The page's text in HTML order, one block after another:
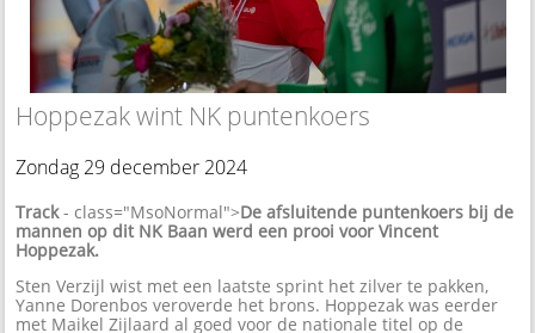
Hoppezak wint NK puntenkoers
Zondag 29 december 2024
Track- class="MsoNormal">De afsluitende puntenkoers bij de
mannen op dit NK Baan werd een prooi voor Vincent
Hoppezak.
Sten Verzijl wist met een laatste sprint het zilver te pakken,
Yanne Dorenbos veroverde het brons. Hoppezak was eerder
met Maikel Zijlaard al goed voor de nationale titel op de